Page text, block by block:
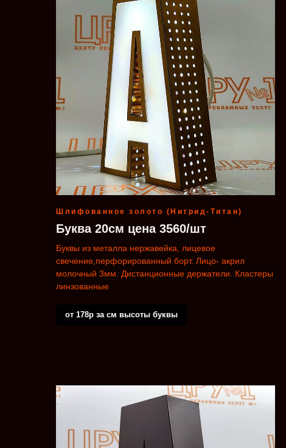
Шлифованное золото (Нитрид-Титан)
Буква 20см цена 3560/шт
Буквы из металла нержавейка, лицевое
свечение,перфорированный борт. Лицо- акрил
молочный 3мм. Дистанционные держатели. Кластеры
линзованные
от 178р за см высоты буквы